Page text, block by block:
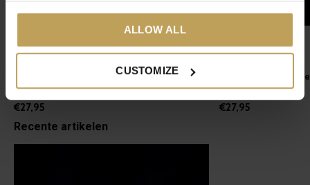
ALLOW ALL
CUSTOMIZE
Zwarte thee met zoethout voor een goede
nachtrust
€27,95
Groene en witte
gevoel
€27,95
Recente artikelen